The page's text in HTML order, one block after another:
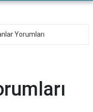
Yorumları